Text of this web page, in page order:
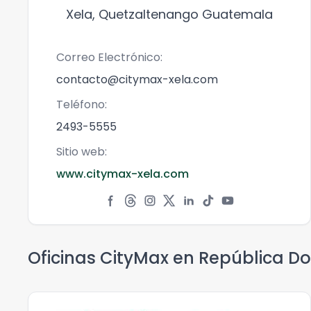
Xela, Quetzaltenango Guatemala
Correo Electrónico:
contacto@citymax-xela.com
Teléfono:
2493-5555
Sitio web:
www.citymax-xela.com
Oficinas CityMax en República